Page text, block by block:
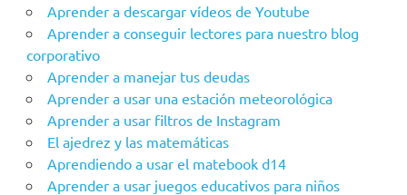
Aprender a descargar vídeos de Youtube
Aprender a conseguir lectores para nuestro blog
corporativo
Aprender a manejar tus deudas
Aprender a usar una estación meteorológica
Aprender a usar filtros de Instagram
El ajedrez y las matemáticas
Aprendiendo a usar el matebook d14
Aprender a usar juegos educativos para niños